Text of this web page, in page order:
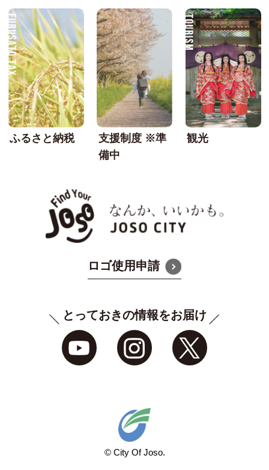
FURUSATO TAX
ふるさと納税
支援制度 ※準
備中
観光
ロゴ使用申請
とっておきの情報をお届け
常総市公式YouTube
常総市シティ
© City Of Joso.